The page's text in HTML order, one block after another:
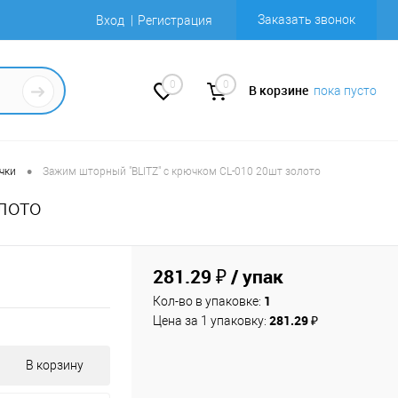
Вход Регистрация Заказать звонок
0 0 В корзине пока пусто
• Зажим шторный "BLITZ" с крючком CL-010 20шт золото
В корзину
281.29 ₽/ упак
Кол-во в упаковке: 1
Цена за 1 упаковку: 281.29 ₽